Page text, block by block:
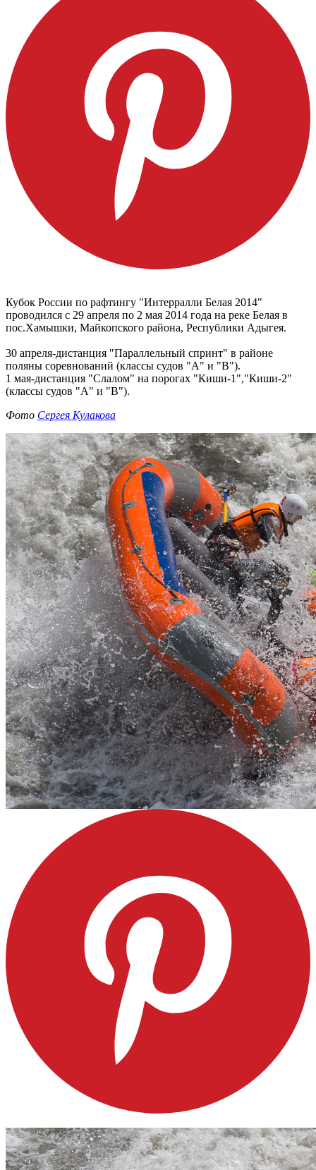
Кубок России по рафтингу "Интерралли Белая 2014"
проводился с 29 апреля по 2 мая 2014 года на реке Белая в
пос.Хамышки, Майкопского района, Республики Адыгея.
30 апреля-дистанция "Параллельный спринт" в районе
поляны соревнований (классы судов "А" и "В").
1 мая-дистанция "Слалом" на порогах "Киши-1","Киши-2"
(классы судов "А" и "В").
Фото Сергея Кулакова